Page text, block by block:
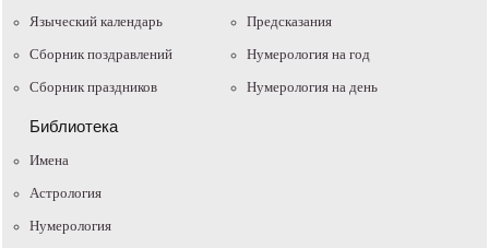
Языческий календарь
Сборник поздравлений
Сборник праздников
Предсказания
Нумерология на год
Нумерология на день
Библиотека
Имена
Астрология
Нумерология